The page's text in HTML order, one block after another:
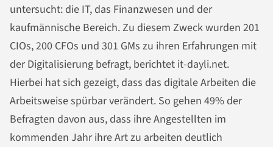
untersucht: die IT, das Finanzwesen und der
kaufmännische Bereich. Zu diesem Zweck wurden 201
CIOs, 200 CFOs und 301 GMs zu ihren Erfahrungen mit
der Digitalisierung befragt, berichtet it-dayli.net.
Hierbei hat sich gezeigt, dass das digitale Arbeiten die
Arbeitsweise spürbar verändert. So gehen 49% der
Befragten davon aus, dass ihre Angestellten im
kommenden Jahr ihre Art zu arbeiten deutlich